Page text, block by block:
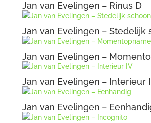
Jan van Evelingen – Rinus D
Jan van Evelingen – Stedelijk
Jan van Evelingen –
Jan van Evelingen – Interieur
Jan van Evelingen –